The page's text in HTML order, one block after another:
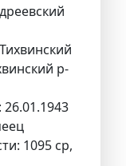
р-
1095 ср,